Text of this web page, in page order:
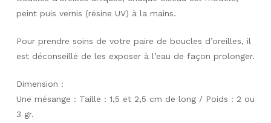
peint puis vernis (résine UV) à la mains.
Pour prendre soins de votre paire de boucles d’oreilles, il
est déconseillé de les exposer à l’eau de façon prolonger.
Dimension :
Une mésange : Taille : 1,5 et 2,5 cm de long / Poids : 2 ou
3 gr.